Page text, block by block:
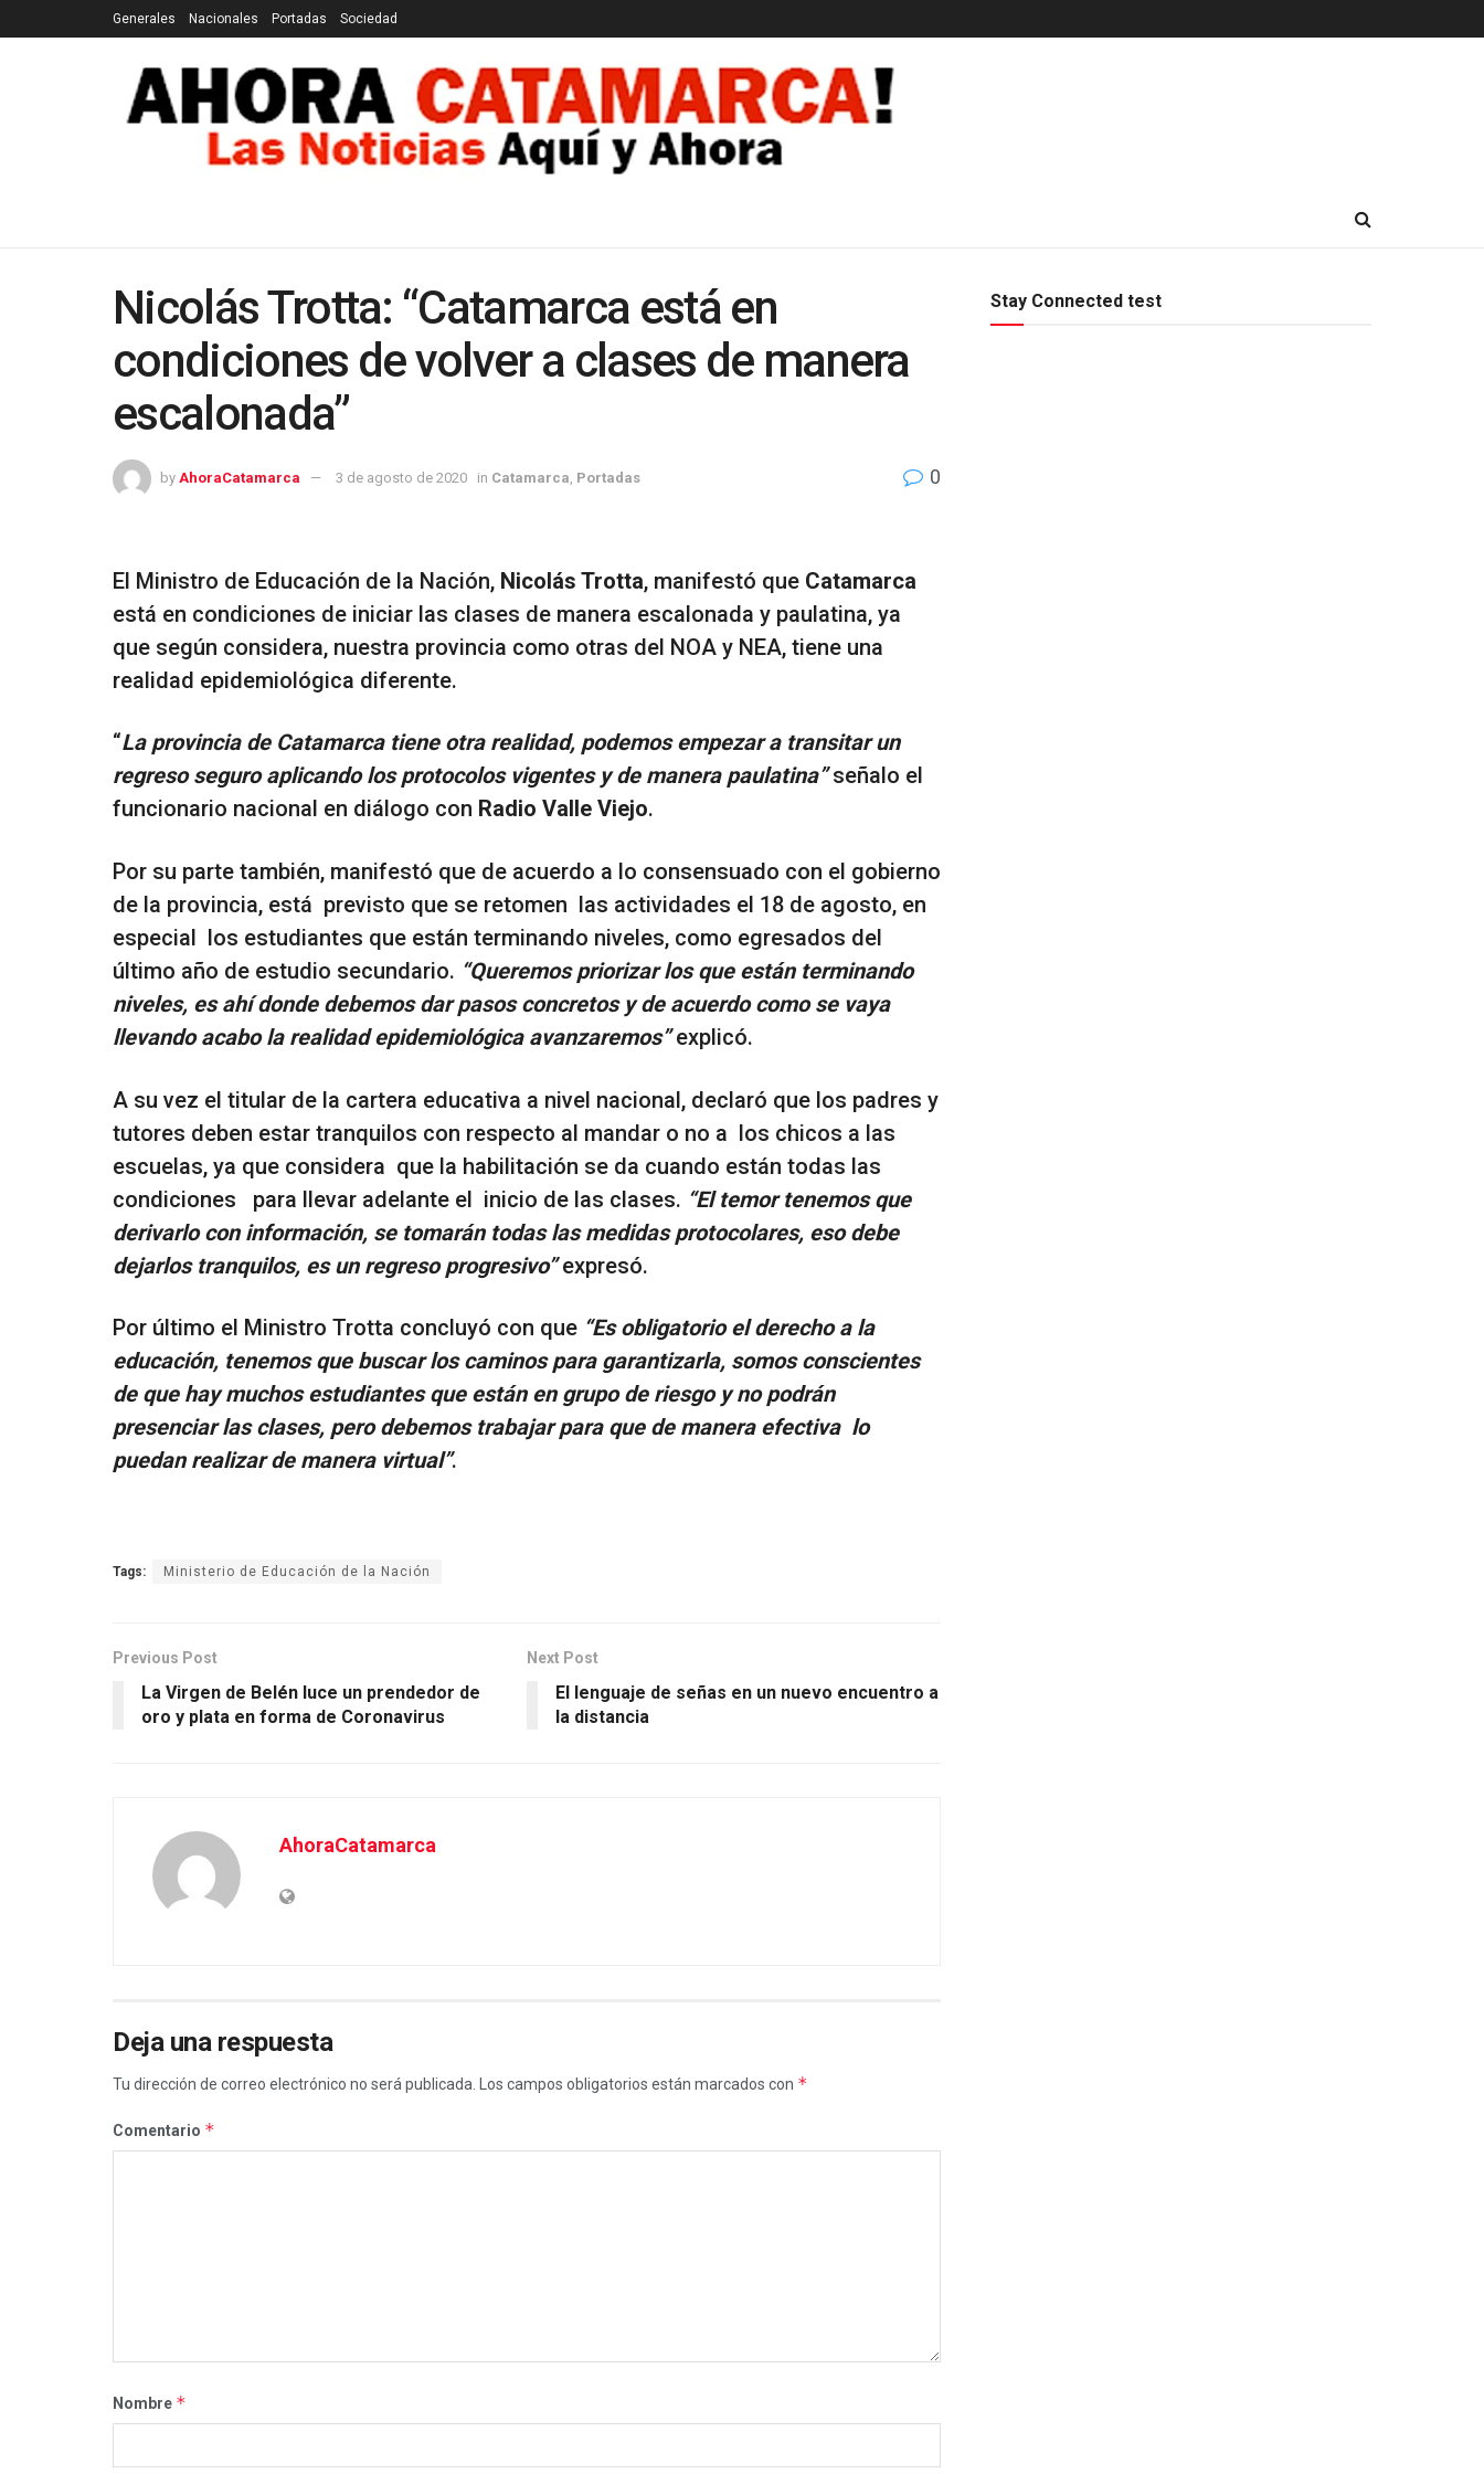
Generales Nacionales Portadas Sociedad
Nicolás Trotta: “Catamarca está en
condiciones de volver a clases de manera
escalonada”
by AhoraCatamarca 3 de agosto de 2020 in Catamarca Portadas 0
El Ministro de Educación de la Nación, Nicolás Trotta, manifestó que Catamarca
está en condiciones de iniciar las clases de manera escalonada y paulatina, ya
que según considera, nuestra provincia como otras del NOA y NEA, tiene una
realidad epidemiológica diferente.
“La provincia de Catamarca tiene otra realidad, podemos empezar a transitar un
regreso seguro aplicando los protocolos vigentes y de manera paulatina”señalo el
funcionario nacional en diálogo con Radio Valle Viejo.
Por su parte también, manifestó que de acuerdo a lo consensuado con el gobierno
de la provincia, está previsto que se retomen las actividades el 18 de agosto, en
especial los estudiantes que están terminando niveles, como egresados del
último año de estudio secundario. “Queremos priorizar los que están terminando
niveles, es ahí donde debemos dar pasos concretos y de acuerdo como se vaya
llevando acabo la realidad epidemiológica avanzaremos”explicó.
A su vez el titular de la cartera educativa a nivel nacional, declaró que los padres y
tutores deben estar tranquilos con respecto al mandar o no a los chicos a las
escuelas, ya que considera que la habilitación se da cuando están todas las
condiciones para llevar adelante el inicio de las clases. “El temor tenemos que
derivarlo con información, se tomarán todas las medidas protocolares, eso debe
dejarlos tranquilos, es un regreso progresivo”expresó.
Por último el Ministro Trotta concluyó con que “Es obligatorio el derecho a la
educación, tenemos que buscar los caminos para garantizarla, somos conscientes
de que hay muchos estudiantes que están en grupo de riesgo y no podrán
presenciar las clases, pero debemos trabajar para que de manera efectiva lo
puedan realizar de manera virtual”.
Tags: Ministerio de Educación de la Nación
Previous Post
La Virgen de Belén luce un prendedor de
oro y plata en forma de Coronavirus
Next Post
El lenguaje de señas en un nuevo encuentro a
la distancia
AhoraCatamarca
Deja una respuesta
Tu dirección de correo electrónico no será publicada. Los campos obligatorios están marcados con *
Comentario *
Nombre *
Stay Connected test